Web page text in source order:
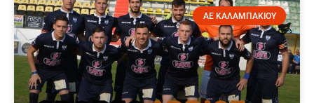
ΑΕ ΚΑΛΑΜΠΑΚΙΟΥ